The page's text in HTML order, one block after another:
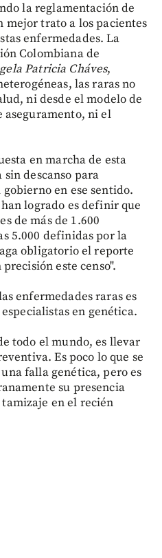
la reglamentación de
mejor trato a los pacientes
enfermedades. La
Colombiana de
Patricia Cháves,
las raras no
ni desde el modelo de
ni el
en marcha de esta
descanso para
en ese sentido.
logrado es definir que
de más de 1.600
5.000 definidas por la
obligatorio el reporte
este censo".
enfermedades raras es
en genética.
todo el mundo, es llevar
Es poco lo que se
falla genética, pero es
su presencia
en el recién